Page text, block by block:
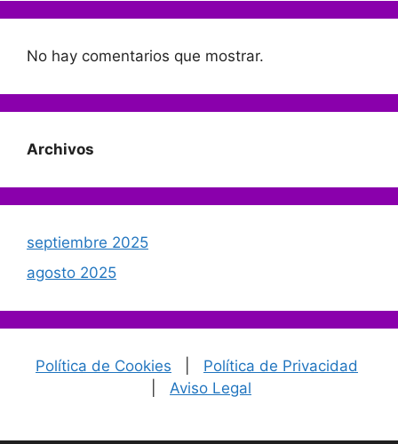
No hay comentarios que mostrar.
Archivos
septiembre 2025
agosto 2025
Política de Cookies
Política de Privacidad
Aviso Legal